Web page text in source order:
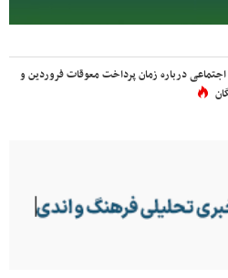
اجتماعی درباره زمان پرداخت معوقات فروردین و